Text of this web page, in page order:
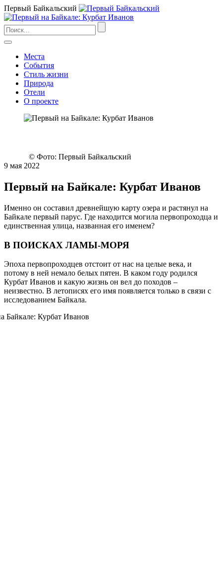
Первый Байкальский
Места
События
Стиль жизни
Природа
Отели
О проекте
© Фото: Первый Байкальский
9 мая 2022
Первый на Байкале: Курбат Иванов
Именно он составил древнейшую карту озера и растянул на
Байкале первый парус. Где находится могила первопроходца и
единственная улица, названная его именем?
В ПОИСКАХ ЛАМЫ-МОРЯ
Эпоха первопроходцев отстоит от нас на целые века, и
потому в ней немало белых пятен. В каком году родился
Курбат Иванов и какую жизнь он вел до походов –
неизвестно. В летописях его имя появляется только в связи с
исследованием Байкала.